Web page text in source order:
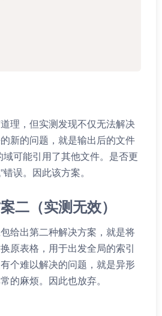
理，但实测发现不仅无法解决
新的问题，就是输出后的文件
域可能引用了其他文件。是否更
误。因此该方案。
二（实测无效）
给出第二种解决方案，就是将
原表格，用于出发全局的索引
个难以解决的问题，就是异形
的麻烦。因此也放弃。